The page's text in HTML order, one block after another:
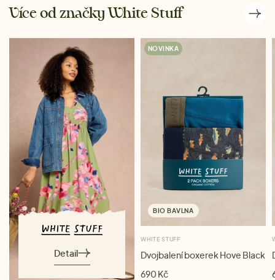
Více od značky White Stuff
Detail
NOVINKA
BIO BAVLNA
WHITE STUFF
Dvojbalení boxerek Hove Black
690 Kč